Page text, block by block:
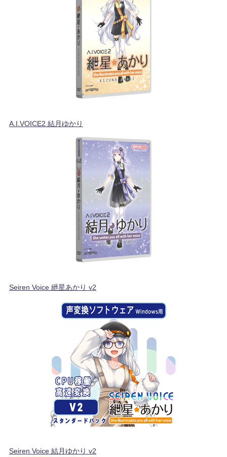
A.I.VOICE2 結月ゆかり
Seiren Voice 紲星あかり v2
Seiren Voice 結月ゆかり v2